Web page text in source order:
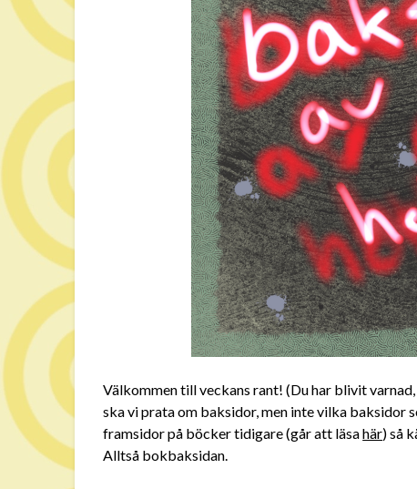
Välkommen till veckans rant! (Du har blivit
ska vi prata om baksidor, men inte vilka baksidor
framsidor på böcker tidigare (går att läsahär) så
Alltså bokbaksidan.